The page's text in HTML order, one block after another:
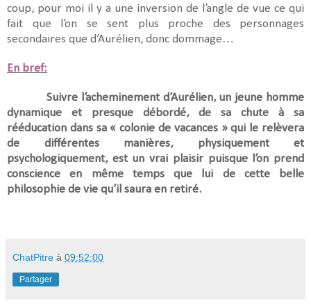
coup, pour moi il y a une inversion de l’angle de vue ce qui
fait que l’on se sent plus proche des personnages
secondaires que d’Aurélien, donc dommage…
En bref:
Suivre l’acheminement d’Aurélien, un jeune homme
dynamique et presque débordé, de sa chute à sa
rééducation dans sa « colonie de vacances » qui le relèvera
de différentes manières, physiquement et
psychologiquement, est un vrai plaisir puisque l’on prend
conscience en même temps que lui de cette belle
philosophie de vie qu’il saura en retiré.
ChatPitre à 09:52:00
Partager